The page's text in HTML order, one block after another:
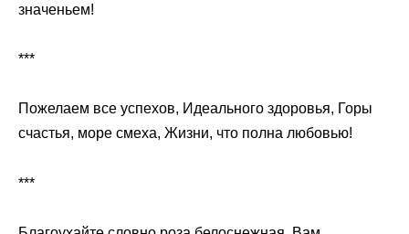
значеньем!
***
Пожелаем все успехов, Идеального здоровья, Горы
счастья, море смеха, Жизни, что полна любовью!
***